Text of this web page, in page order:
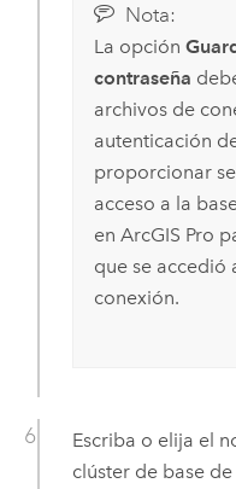
Nota:
La opción
contraseña
archivos de
autenticación
proporcionar
acceso a la
en ArcGIS Pro
que se accedió
conexión.
Escriba o elija el
clúster de base